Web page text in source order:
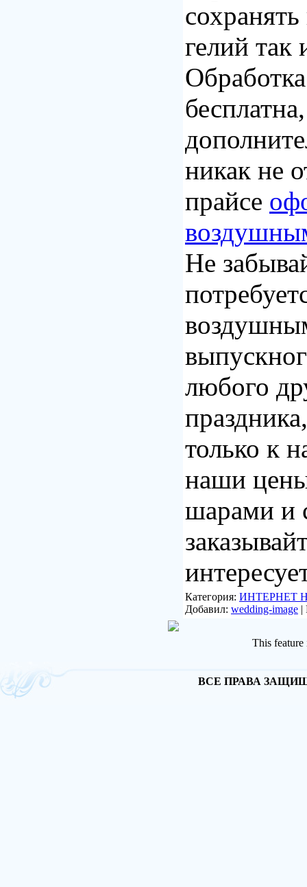
гелий так
никак не
прайсе
Не
любого
только к
наши
шарами и
Категория: ИНТЕРНЕТ
Добавил: wedding-image |
This feature
ВСЕ ПРАВА